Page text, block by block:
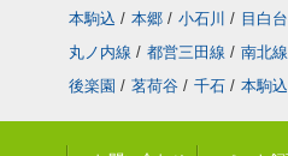
本駒込 / 本郷 / 小石川 / 目白台
丸ノ内線 / 都営三田線 / 南北線
後楽園 / 茗荷谷 / 千石 / 本駒込